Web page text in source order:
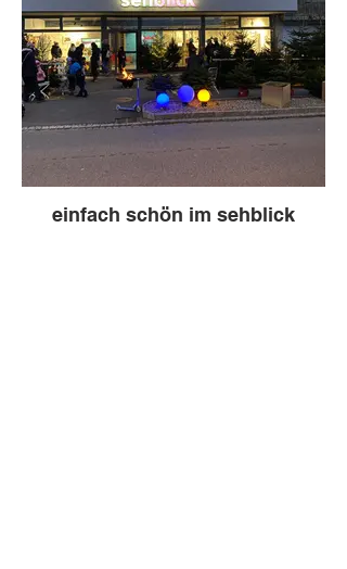
einfach schön im sehblick